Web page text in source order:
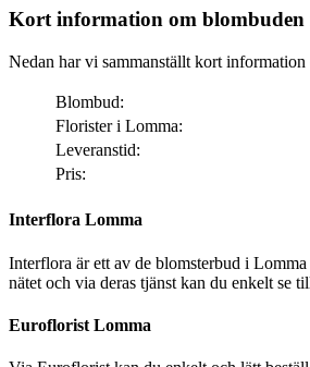
Kort information om
Nedan har vi sammanställt kort
Blombud:
Florister i Lomma:
Leveranstid:
Pris:
Interflora Lomma
Interflora är ett av de blomsterbud i Lomma som ser till att ordna så att
nätet och via deras tjänst kan du enkelt se
Euroflorist Lomma